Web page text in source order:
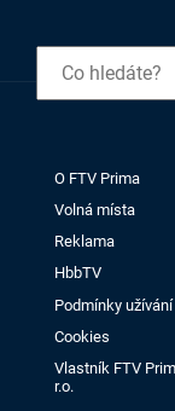
O FTV Prima
Volná místa
Reklama
HbbTV
Podmínky užívání
Cookies
Vlastník FTV
r.o.